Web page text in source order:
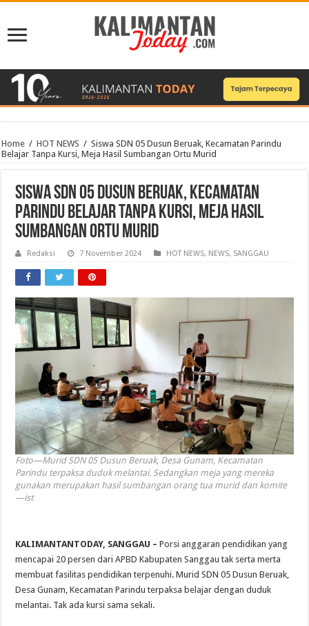
Home / HOT NEWS / Siswa SDN 05 Dusun Beruak, Kecamatan Parindu
Belajar Tanpa Kursi, Meja Hasil Sumbangan Ortu Murid
Siswa SDN 05 Dusun Beruak, Kecamatan
Parindu Belajar Tanpa Kursi, Meja Hasil
Sumbangan Ortu Murid
Redaksi 7 November 2024 HOT NEWS, NEWS, SANGGAU
Foto—Murid SDN 05 Dusun Beruak, Desa Gunam, Kecamatan
Parindu terpaksa duduk melantai. Sedangkan meja yang mereka
gunakan merupakan hasil sumbangan orang tua murid dan komite
—ist
KALIMANTANTODAY, SANGGAU – Porsi anggaran pendidikan yang
mencapai 20 persen dari APBD Kabupaten Sanggau tak serta merta
membuat fasilitas pendidikan terpenuhi. Murid SDN 05 Dusun Beruak,
Desa Gunam, Kecamatan Parindu terpaksa belajar dengan duduk
melantai. Tak ada kursi sama sekali.